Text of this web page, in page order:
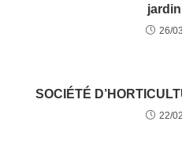
26/
SOCIÉTÉ
22/